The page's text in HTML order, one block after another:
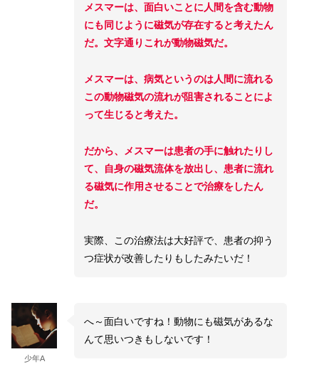
メスマーは、面白いことに人間を含む動物
にも同じように磁気が存在すると考えたん
だ。文字通りこれが動物磁気だ。
メスマーは、病気というのは人間に流れる
この動物磁気の流れが阻害されることによ
って生じると考えた。
だから、メスマーは患者の手に触れたりし
て、自身の磁気流体を放出し、患者に流れ
る磁気に作用させることで治療をしたん
だ。
実際、この治療法は大好評で、患者の抑う
つ症状が改善したりもしたみたいだ！
少年A
へ～面白いですね！動物にも磁気があるな
んて思いつきもしないです！